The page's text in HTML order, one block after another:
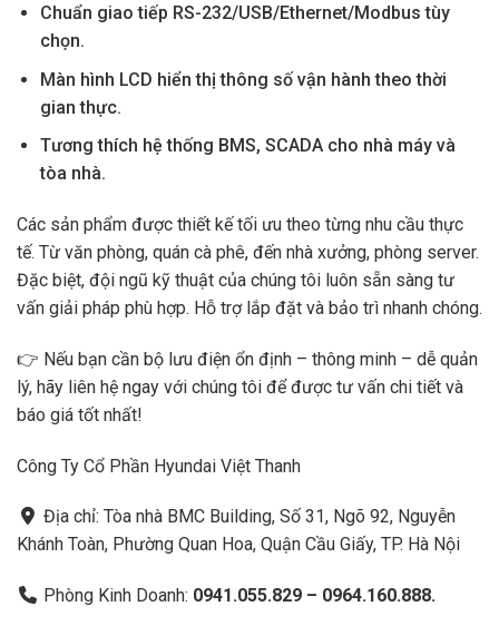
Chuẩn giao tiếp RS-232/USB/Ethernet/Modbus tùy
chọn.
Màn hình LCD hiển thị thông số vận hành theo thời
gian thực.
Tương thích hệ thống BMS, SCADA cho nhà máy và
tòa nhà.
Các sản phẩm được thiết kế tối ưu theo từng nhu cầu thực
tế. Từ văn phòng, quán cà phê, đến nhà xưởng, phòng server.
Đặc biệt, đội ngũ kỹ thuật của chúng tôi luôn sẵn sàng tư
vấn giải pháp phù hợp. Hỗ trợ lắp đặt và bảo trì nhanh chóng.
👉 Nếu bạn cần bộ lưu điện ổn định – thông minh – dễ quản
lý, hãy liên hệ ngay với chúng tôi để được tư vấn chi tiết và
báo giá tốt nhất!
Công Ty Cổ Phần Hyundai Việt Thanh
Địa chỉ: Tòa nhà BMC Building, Số 31, Ngõ 92, Nguyễn
Khánh Toàn, Phường Quan Hoa, Quận Cầu Giấy, TP. Hà Nội
Phòng Kinh Doanh: 0941.055.829 – 0964.160.888.